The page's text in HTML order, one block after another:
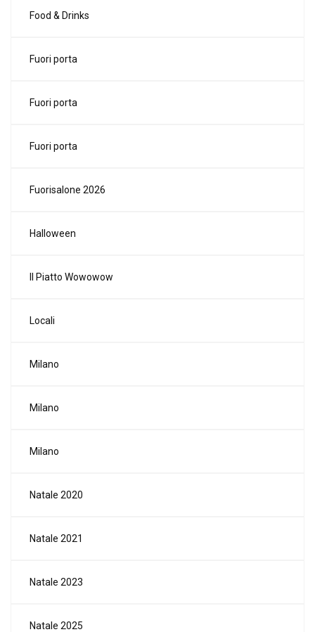
Food & Drinks
Fuori porta
Fuori porta
Fuori porta
Fuorisalone 2026
Halloween
Il Piatto Wowowow
Locali
Milano
Milano
Milano
Natale 2020
Natale 2021
Natale 2023
Natale 2025